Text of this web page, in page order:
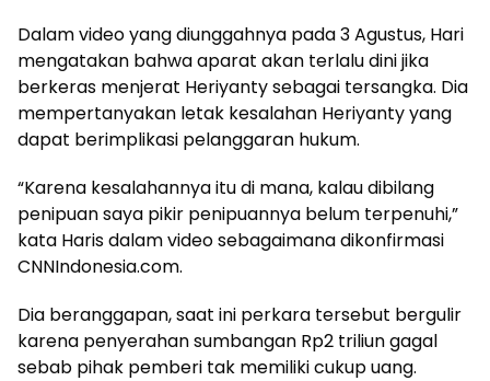
Dalam video yang diunggahnya pada 3 Agustus, Hari
mengatakan bahwa aparat akan terlalu dini jika
berkeras menjerat Heriyanty sebagai tersangka. Dia
mempertanyakan letak kesalahan Heriyanty yang
dapat berimplikasi pelanggaran hukum.
“Karena kesalahannya itu di mana, kalau dibilang
penipuan saya pikir penipuannya belum terpenuhi,”
kata Haris dalam video sebagaimana dikonfirmasi
CNNIndonesia.com.
Dia beranggapan, saat ini perkara tersebut bergulir
karena penyerahan sumbangan Rp2 triliun gagal
sebab pihak pemberi tak memiliki cukup uang.